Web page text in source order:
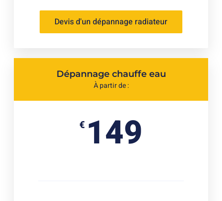
Devis d'un dépannage radiateur
Dépannage chauffe eau
À partir de :
€ 149